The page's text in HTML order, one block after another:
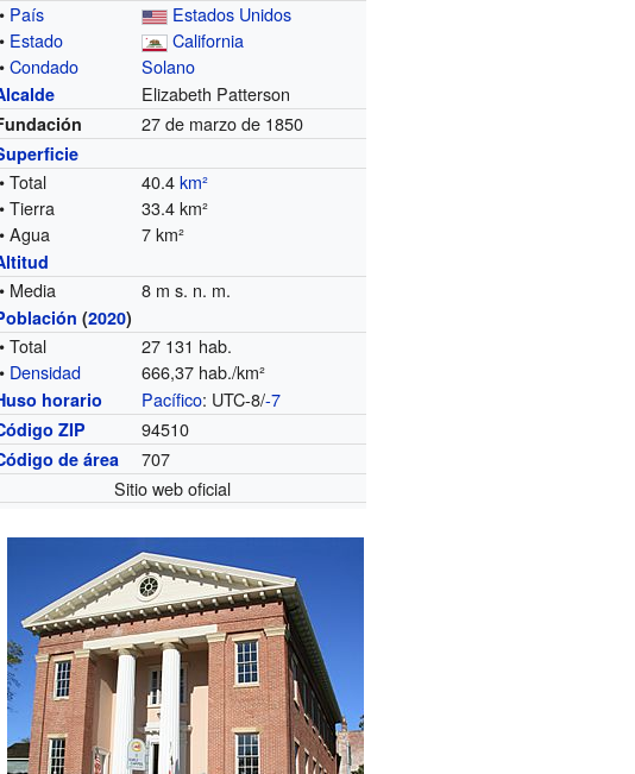
• País
Estados Unidos
• Estado
California
•Condado Solano
Elizabeth Patterson
27 de marzo de 1850
• Total 40.4km²
• Tierra
33.4 km²
• Agua
7 km²
• Media 8 m s. n. m.
(2020)
• Total
27 131 hab.
• Densidad 666,37 hab./km²
horario Pacífico: UTC-8/-7
ZIP 94510
de área
707
Sitio web oficial